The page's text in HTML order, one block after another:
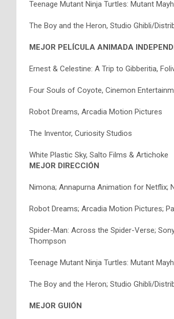
Teenage Mutant Ninja Turtles: Mutant
The Boy and the Heron, Studio Ghibli/
MEJOR PELÍCULA ANIMADA
Ernest & Celestine: A Trip to Gibberitia,
Four Souls of Coyote, Cinemon
Robot Dreams, Arcadia Motion Pictures
The Inventor, Curiosity Studios
White Plastic Sky, Salto Films & Artichoke
MEJOR DIRECCIÓN
Nimona; Annapurna Animation for Netflix;
Robot Dreams; Arcadia Motion Pictures;
Spider-Man: Across the Spider-Verse;
Thompson
Teenage Mutant Ninja Turtles: Mutant
The Boy and the Heron; Studio Ghibli/
MEJOR GUIÓN